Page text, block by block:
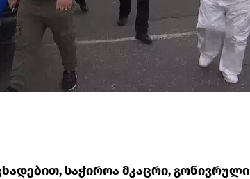
საჭიროა მკაცრი, გონივრული